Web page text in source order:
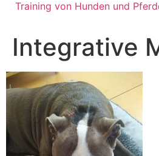
Training von Hunden und
Integrative